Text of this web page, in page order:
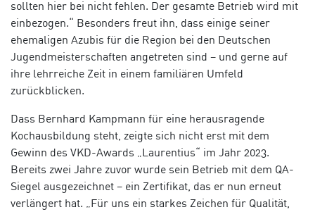
sollten hier bei nicht fehlen. Der gesamte Betrieb wird mit
einbezogen.“ Besonders freut ihn, dass einige seiner
ehemaligen Azubis für die Region bei den Deutschen
Jugendmeisterschaften angetreten sind – und gerne auf
ihre lehrreiche Zeit in einem familiären Umfeld
zurückblicken.
Dass Bernhard Kampmann für eine herausragende
Kochausbildung steht, zeigte sich nicht erst mit dem
Gewinn des VKD-Awards „Laurentius“ im Jahr 2023.
Bereits zwei Jahre zuvor wurde sein Betrieb mit dem QA-
Siegel ausgezeichnet – ein Zertifikat, das er nun erneut
verlängert hat. „Für uns ein starkes Zeichen für Qualität,